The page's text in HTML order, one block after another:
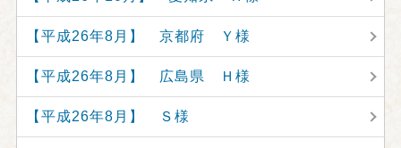
【平成26年8月】 京都府 Ｙ様
【平成26年8月】 広島県 Ｈ様
【平成26年8月】 Ｓ様